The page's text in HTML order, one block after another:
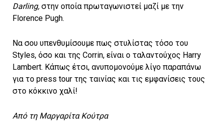
Darling, στην οποία πρωταγωνιστεί μαζί με την
Florence Pugh.
Να σου υπενθυμίσουμε πως στυλίστας τόσο του
Styles, όσο και της Corrin, είναι ο ταλαντούχος Harry
Lambert. Κάπως έτσι, ανυπομονούμε λίγο παραπάνω
για το press tour της ταινίας και τις εμφανίσεις τους
στο κόκκινο χαλί!
Από τη Μαργαρίτα Κούτρα